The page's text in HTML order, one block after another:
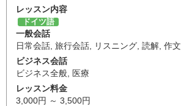
レッスン内容
ドイツ語
一般会話
日常会話 旅行会話 リスニング 読解 作文
ビジネス会話
ビジネス全般
医療
レッスン料金
3,000円 ～ 3,500円